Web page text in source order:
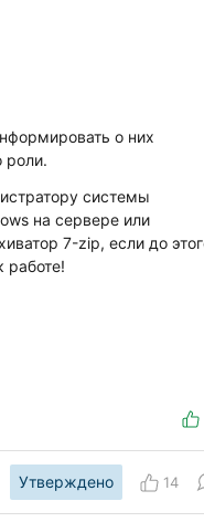
о них
роли.
системы
на сервере или
7-zip, если до
работе!
Утверждено 14